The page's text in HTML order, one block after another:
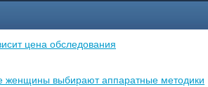
цена обследования
женщины выбирают аппаратные методики